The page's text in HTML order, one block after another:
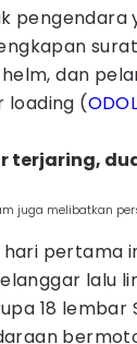
pengendara
dan
loading (ODOL
terjaring,
juga melibatkan
pertama
lalu
18 lembar